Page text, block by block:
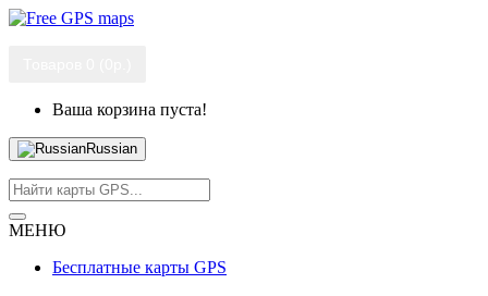
Ваша корзина пуста!
Russian
МЕНЮ
Бесплатные карты GPS